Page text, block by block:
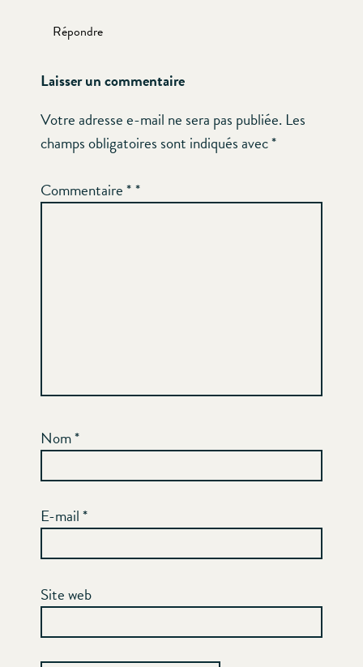
Répondre
Laisser un commentaire
Votre adresse e-mail ne sera pas publiée. Les
champs obligatoires sont indiqués avec*
Commentaire*
Nom*
E-mail*
Site web